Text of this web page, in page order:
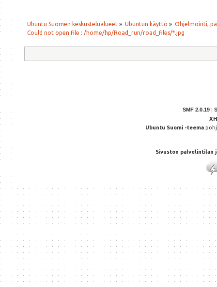
Ubuntu Suomen keskustelualueet » Ubuntun käyttö » Ohjelmointi,
Could not open file : /home/hp/Road_run/road_files/*.jpg
SMF 2.0.19 |
Ubuntu Suomi -teema
Sivuston palvelintilan